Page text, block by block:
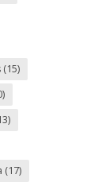
(15)
(17)